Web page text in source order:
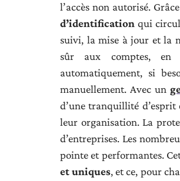
l’accès non autorisé.
d’identification qui
suivi, la mise à jour et la
sûr aux comptes, en
automatiquement, si
manuellement. Avec un
d’une tranquillité
leur organisation. La
d’entreprises. Les
pointe et performantes.
et uniques, et ce, pour